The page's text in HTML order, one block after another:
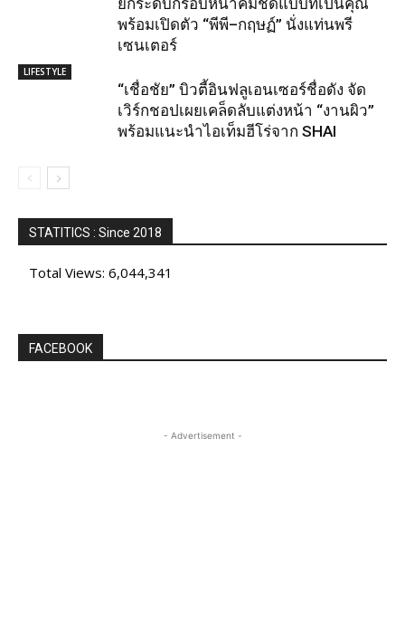
ยกระดับกรอบหน้าคมชัดแบบที่เป็นคุณ
พร้อมเปิดตัว “พีพี–กฤษฏ์” นั่งแท่นพรี
เซนเตอร์
LIFESTYLE
“เชื่อชัย” บิวตี้อินฟลูเอนเซอร์ชื่อดัง จัด
เวิร์กชอปเผยเคล็ดลับแต่งหน้า “งานผิว”
พร้อมแนะนำไอเท็มฮีโร่จาก SHAI
STATITICS : Since 2018
Total Views: 6,044,341
FACEBOOK
- Advertisement -